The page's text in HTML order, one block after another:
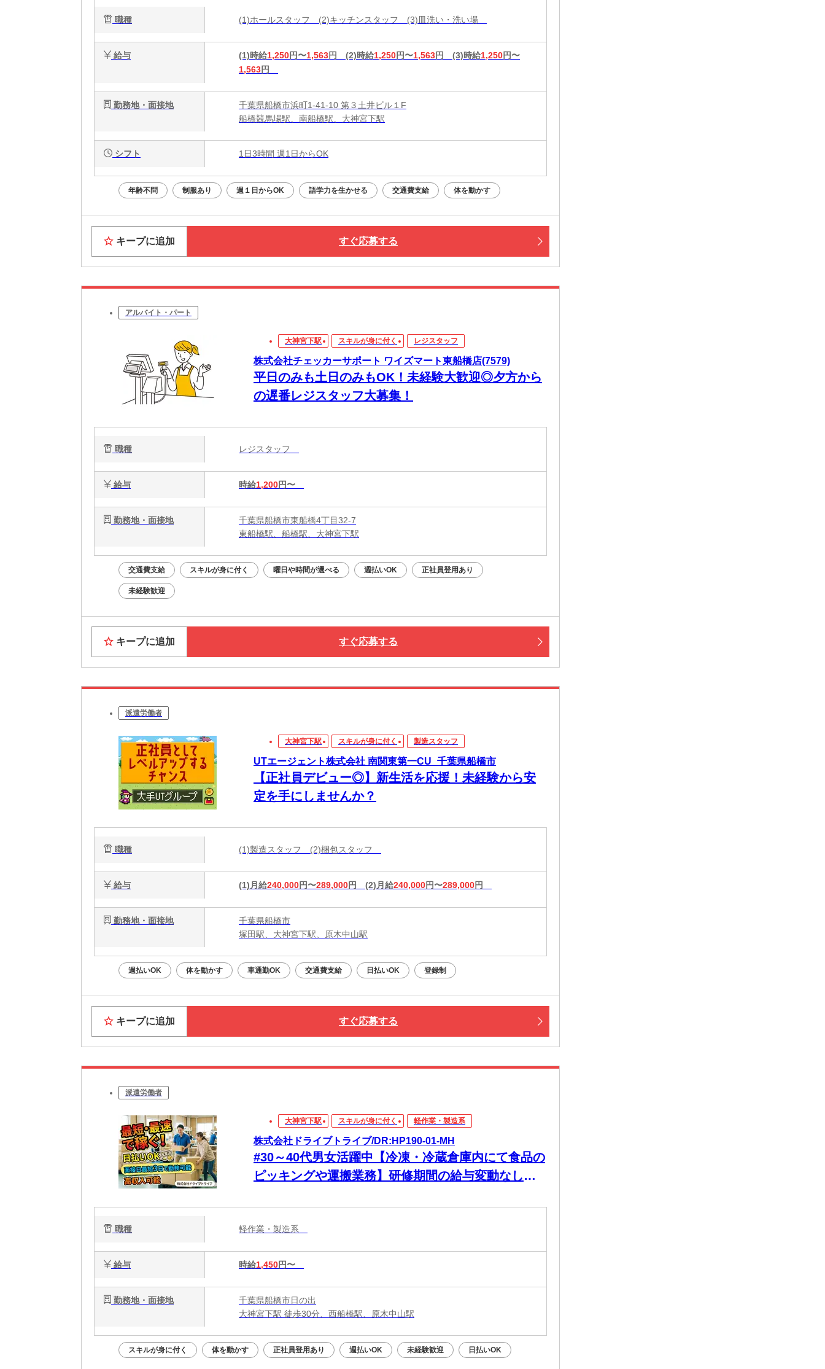
職種 (1)ホールスタッフ (2)キッチンスタッフ (3)皿洗い・洗い場
給与 (1)時給1,250円〜1,563円 (2)時給1,250円〜1,563円 (3)時給1,250円〜
1,563円
勤務地・面接地
千葉県船橋市浜町1-41-10 第３土井ビル１F
船橋競馬場駅、南船橋駅、大神宮下駅
シフト 1日3時間 週1日からOK
年齢不問 制服あり 週１日からOK 語学力を生かせる 交通費支給 体を動かす
キープに追加 すぐ応募する
アルバイト・パート
大神宮下駅 スキルが身に付く レジスタッフ
株式会社チェッカーサポート ワイズマート東船橋店(7579)
平日のみも土日のみもOK！未経験大歓迎◎夕方から
の遅番レジスタッフ大募集！
職種 レジスタッフ
給与 時給1,200円〜
勤務地・面接地
千葉県船橋市東船橋4丁目32-7
東船橋駅、船橋駅、大神宮下駅
交通費支給 スキルが身に付く 曜日や時間が選べる 週払いOK 正社員登用あり
未経験歓迎
キープに追加 すぐ応募する
派遣労働者
大神宮下駅 スキルが身に付く 製造スタッフ
UTエージェント株式会社 南関東第一CU_千葉県船橋市
【正社員デビュー◎】新生活を応援！未経験から安
定を手にしませんか？
職種 (1)製造スタッフ (2)梱包スタッフ
給与 (1)月給240,000円〜289,000円 (2)月給240,000円〜289,000円
勤務地・面接地
千葉県船橋市
塚田駅、大神宮下駅、原木中山駅
週払いOK 体を動かす 車通勤OK 交通費支給 日払いOK 登録制
キープに追加 すぐ応募する
派遣労働者
大神宮下駅 スキルが身に付く 軽作業・製造系
株式会社ドライブトライブ/DR:HP190-01-MH
#30～40代男女活躍中【冷凍・冷蔵倉庫内にて食品の
ピッキングや運搬業務】研修期間の給与変動なし★
職種 軽作業・製造系
給与 時給1,450円〜
勤務地・面接地
千葉県船橋市日の出
大神宮下駅 徒歩30分、西船橋駅、原木中山駅
スキルが身に付く 体を動かす 正社員登用あり 週払いOK 未経験歓迎 日払いOK